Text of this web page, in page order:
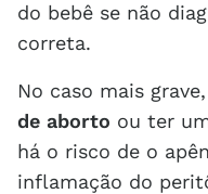
do bebê se não
correta.
No caso mais
de aborto ou ter
há o risco de o
inflamação do